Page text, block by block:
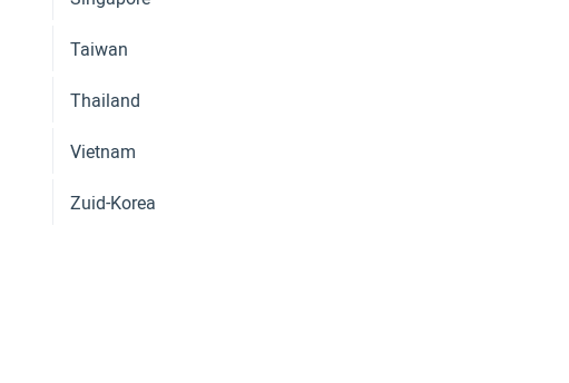
Taiwan
Thailand
Vietnam
Zuid-Korea